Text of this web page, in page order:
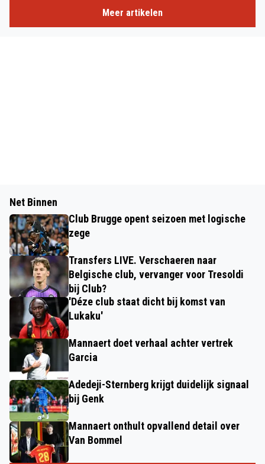
Meer artikelen
Net Binnen
Club Brugge opent seizoen met logische
zege
Transfers LIVE. Verschaeren naar
Belgische club, vervanger voor Tresoldi
bij Club?
'Déze club staat dicht bij komst van
Lukaku'
Mannaert doet verhaal achter vertrek
Garcia
Adedeji-Sternberg krijgt duidelijk signaal
bij Genk
Mannaert onthult opvallend detail over
Van Bommel